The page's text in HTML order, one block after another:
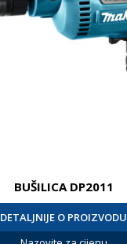
BUŠILICA DP2011
DETALJNIJE O PROIZVODU